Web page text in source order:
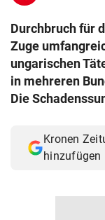
search
eingeben
© Krone
Durchbruch für
Zuge
ungarischen
in mehreren
Die
Kronen
hinzufügen